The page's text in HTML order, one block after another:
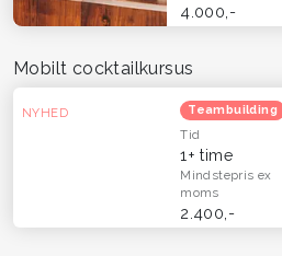
4.000,-
NYHED
Mobilt cocktailkursus
Teambuilding
Tid
1+ time
Mindstepris ex
moms
2.400,-